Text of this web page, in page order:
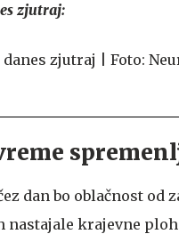
zjutraj:
dan bo oblačnost od
krajevne